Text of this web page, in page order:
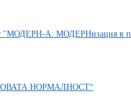
"МОДЕРН-А: МОДЕРНизация в
„НОВАТА НОРМАЛНОСТ“